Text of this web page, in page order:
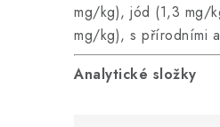
mg/kg), jód (1,3 mg/
mg/kg), s přírodními
Analytické složky